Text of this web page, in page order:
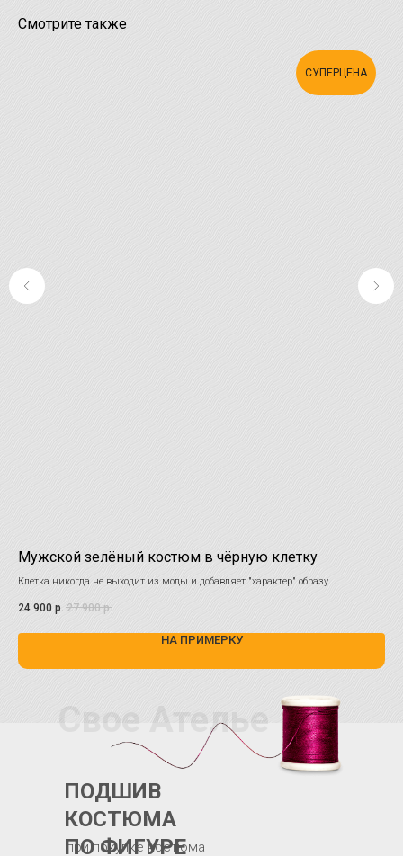
Смотрите также
СУПЕРЦЕНА
Мужской зелёный костюм в чёрную клетку
Клетка никогда не выходит из моды и добавляет "характер" образу
24 900 р. 27 900 р.
НА ПРИМЕРКУ
при покупке костюма
ПОДШИВ
КОСТЮМА
ПО ФИГУРЕ
Свое Ателье